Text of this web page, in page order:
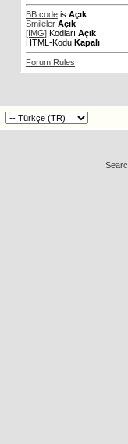
BB code is Açık
Smileler Açık
[IMG] Kodları Açık
HTML-Kodu Kapalı
Forum Rules